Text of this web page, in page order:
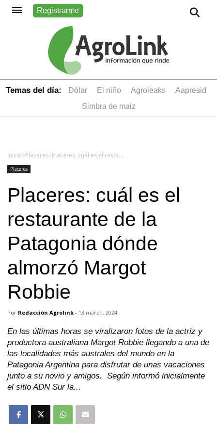
Registrarme
Temas del día: dólar el niño Agroleaks
aapresid
simbra de maiz
Inicio>Placeres> Placeres: cuál es el restaurante de la Patagonia dónde almorzó Margot Robbie
Placeres
Placeres: cuál es el
restaurante de la
Patagonia dónde
almorzó Margot
Robbie
Por Redacción Agrolink - 13 marzo, 2024
En las últimas horas se viralizaron fotos de la actriz y
productora australiana Margot Robbie llegando a una de
las localidades más australes del mundo en la
Patagonia Argentina para disfrutar de unas vacaciones
junto a su novio y amigos. Según informó inicialmente
el sitio ADN Sur la...